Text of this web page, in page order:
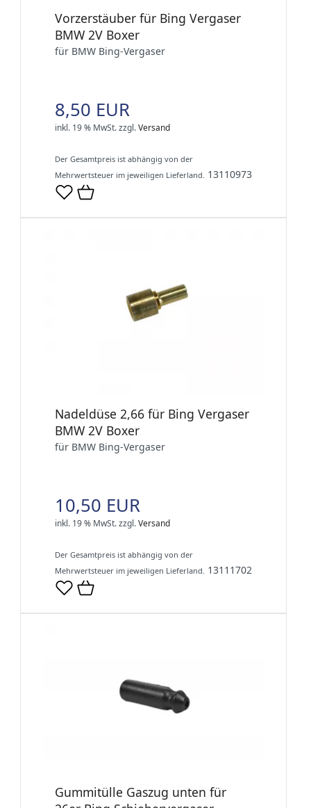
Vorzerstäuber für Bing Vergaser
BMW 2V Boxer
für BMW Bing-Vergaser
8,50 EUR
inkl. 19 % MwSt.zzgl.Versand
Der Gesamtpreis ist abhängig von der
Mehrwertsteuer im jeweiligen Lieferland. 13110973
Nadeldüse 2,66 für Bing Vergaser
BMW 2V Boxer
für BMW Bing-Vergaser
10,50 EUR
inkl. 19 % MwSt.zzgl.Versand
Der Gesamtpreis ist abhängig von der
Mehrwertsteuer im jeweiligen Lieferland. 13111702
Gummitülle Gaszug unten für